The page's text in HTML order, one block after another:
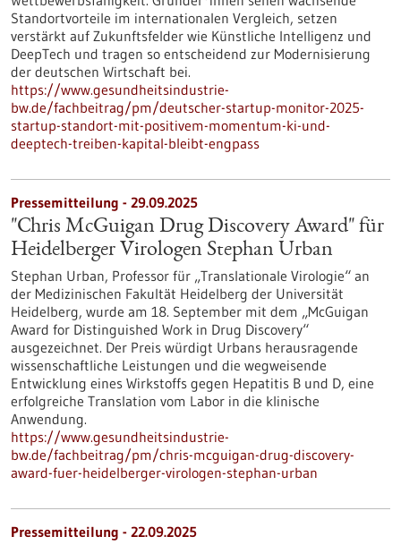
Standortvorteile im internationalen Vergleich, setzen
verstärkt auf Zukunftsfelder wie Künstliche Intelligenz und
DeepTech und tragen so entscheidend zur Modernisierung
der deutschen Wirtschaft bei.
https://www.gesundheitsindustrie-
bw.de/fachbeitrag/pm/deutscher-startup-monitor-2025-
startup-standort-mit-positivem-momentum-ki-und-
deeptech-treiben-kapital-bleibt-engpass
Pressemitteilung - 29.09.2025
"Chris McGuigan Drug Discovery Award" für
Heidelberger Virologen Stephan Urban
Stephan Urban, Professor für „Translationale Virologie“ an
der Medizinischen Fakultät Heidelberg der Universität
Heidelberg, wurde am 18. September mit dem „McGuigan
Award for Distinguished Work in Drug Discovery“
ausgezeichnet. Der Preis würdigt Urbans herausragende
wissenschaftliche Leistungen und die wegweisende
Entwicklung eines Wirkstoffs gegen Hepatitis B und D, eine
erfolgreiche Translation vom Labor in die klinische
Anwendung.
https://www.gesundheitsindustrie-
bw.de/fachbeitrag/pm/chris-mcguigan-drug-discovery-
award-fuer-heidelberger-virologen-stephan-urban
Pressemitteilung - 22.09.2025